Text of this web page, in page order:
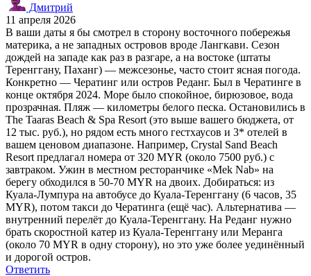
Дмитрий
11 апреля 2026
В ваши даты я бы смотрел в сторону восточного побережья
материка, а не западных островов вроде Лангкави. Сезон
дождей на западе как раз в разгаре, а на востоке (штаты
Теренггану, Паханг) — межсезонье, часто стоит ясная погода.
Конкретно — Чератинг или остров Реданг. Был в Чератинге в
конце октября 2024. Море было спокойное, бирюзовое, вода
прозрачная. Пляж — километры белого песка. Остановились в
The Taaras Beach & Spa Resort (это выше вашего бюджета, от
12 тыс. руб.), но рядом есть много гестхаусов и 3* отелей в
вашем ценовом диапазоне. Например, Crystal Sand Beach
Resort предлагал номера от 320 MYR (около 7500 руб.) с
завтраком. Ужин в местном ресторанчике «Mek Nab» на
берегу обходился в 50-70 MYR на двоих. Добираться: из
Куала-Лумпура на автобусе до Куала-Теренггану (6 часов, 35
MYR), потом такси до Чератинга (ещё час). Альтернатива —
внутренний перелёт до Куала-Теренггану. На Реданг нужно
брать скоростной катер из Куала-Теренггану или Меранга
(около 70 MYR в одну сторону), но это уже более уединённый
и дорогой остров.
Ответить